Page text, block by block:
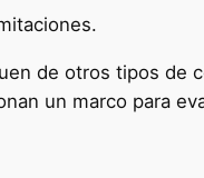
de otros tipos de
un marco para